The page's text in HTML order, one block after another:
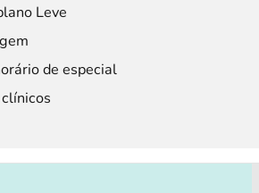
Leve
de especial